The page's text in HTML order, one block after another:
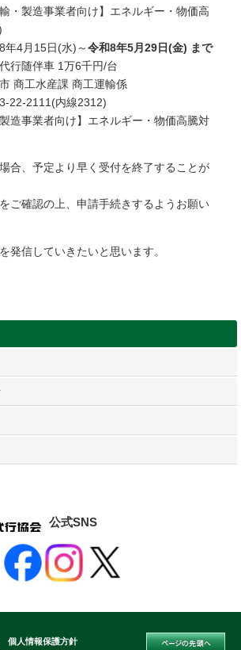
・製造事業者向け】エネルギー・物価高
4月15日(水)～ 令和8年5月29日(金) まで
行随伴車 1万6千円/台
商工水産課 商工運輸係
22-2111(内線2312)
造事業者向け】エネルギー・物価高騰対
合、予定より早く受付を終了することが
ご確認の上、申請手続きするようお願い
発信していきたいと思います。
公式SNS
個人情報保護方針